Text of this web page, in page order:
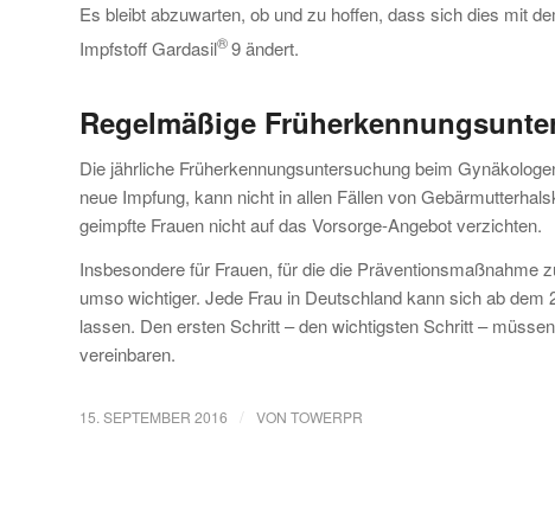
Es bleibt abzuwarten, ob und zu hoffen, dass sich dies mit
Impfstoff Gardasil®9 ändert.
Regelmäßige
Die jährliche Früherkennungsuntersuchung beim
neue Impfung, kann nicht in allen Fällen von
geimpfte Frauen nicht auf das Vorsorge-Angebot verzichten.
Insbesondere für Frauen, für die die
umso wichtiger. Jede Frau in Deutschland kann sich ab
lassen. Den ersten Schritt – den wichtigsten Schritt –
vereinbaren.
15. SEPTEMBER 2016 / VON TOWERPR